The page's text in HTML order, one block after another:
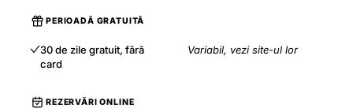
PERIOADĂ GRATUITĂ
30 de zile gratuit, fără
card
Variabil, vezi site-ul lor
REZERVĂRI ONLINE